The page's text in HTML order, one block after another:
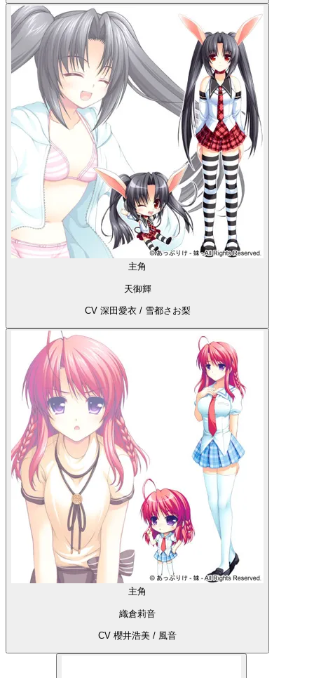
主角
天御輝
CV 深田愛衣 / 雪都さお梨
主角
織倉莉音
CV 櫻井浩美 / 風音